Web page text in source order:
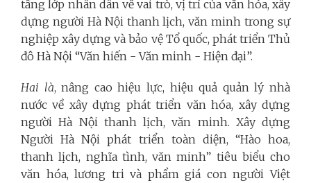
tầng lớp nhân dân về vai trò, vị trí của văn hóa, xây
dựng người Hà Nội thanh lịch, văn minh trong sự
nghiệp xây dựng và bảo vệ Tổ quốc, phát triển Thủ
đô Hà Nội “Văn hiến - Văn minh - Hiện đại”.
Hai là, nâng cao hiệu lực, hiệu quả quản lý nhà
nước về xây dựng phát triển văn hóa, xây dựng
người Hà Nội thanh lịch, văn minh. Xây dựng
Người Hà Nội phát triển toàn diện, “Hào hoa,
thanh lịch, nghĩa tình, văn minh” tiêu biểu cho
văn hóa, lương tri và phẩm giá con người Việt